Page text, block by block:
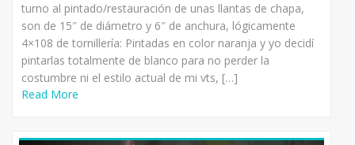
turno al pintado/restauración de unas llantas de chapa,
son de 15″ de diámetro y 6″ de anchura, lógicamente
4×108 de tornillería: Pintadas en color naranja y yo decidí
pintarlas totalmente de blanco para no perder la
costumbre ni el estilo actual de mi vts, […]
Read More